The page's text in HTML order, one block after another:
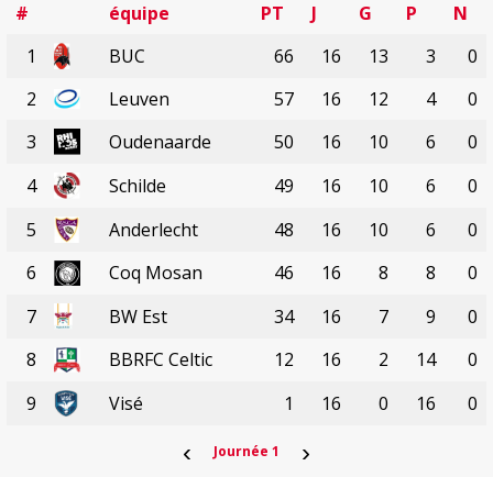
#
équipe PT J G P
N
1
BUC 66 16 13 3
0
2
Leuven 57 16 12 4
0
3
Oudenaarde 50 16 10 6
0
4
Schilde 49 16 10 6
0
5
Anderlecht 48 16 10 6
0
6
Coq Mosan 46 16 8 8
0
7
BW Est 34 16 7 9
0
8
BBRFC Celtic 12 16 2 14
0
9
Visé 1 16 0 16 0
‹ Journée 1 ›